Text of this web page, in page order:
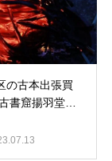
の古本出張買
書窟揚羽堂｜
おります